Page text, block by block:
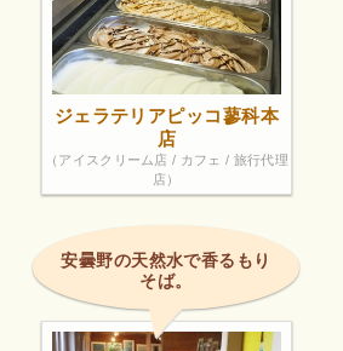
ジェラテリアピッコ蓼科本
店
（アイスクリーム店 / カフェ / 旅行代理
店）
安曇野の天然水で香るもり
そば。